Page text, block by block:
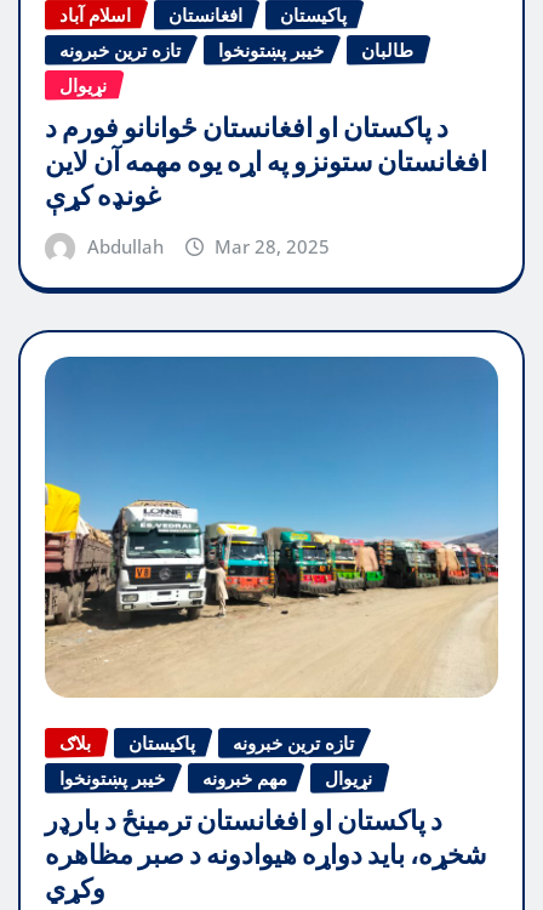
اسلام آباد افغانستان
پاکیستان
تازه ترین خبرونه
خیبر پښتونخوا
طالبان
نړیوال
د پاکستان او افغانستان ځوانانو فورم د
افغانستان ستونزو په اړه یوه مهمه آن لاین
غونډه کړې
Abdullah Mar 28, 2025
بلاګ پاکیستان
تازه ترین خبرونه
خیبر پښتونخوا
مهم خبرونه نړیوال
د پاکستان او افغانستان ترمینځ د بارډر
شخړه، باید دواړه هیوادونه د صبر مظاهره
وکړي